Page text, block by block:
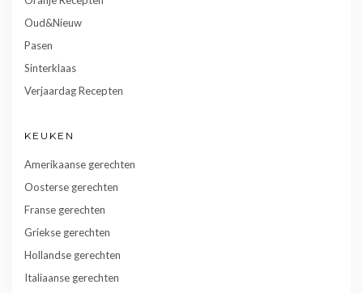
Oud&Nieuw
Pasen
Sinterklaas
Verjaardag Recepten
KEUKEN
Amerikaanse gerechten
Oosterse gerechten
Franse gerechten
Griekse gerechten
Hollandse gerechten
Italiaanse gerechten